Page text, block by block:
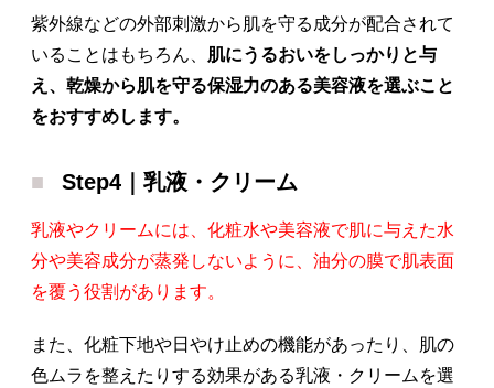
紫外線などの外部刺激から肌を守る成分が配合されて
いることはもちろん、 肌にうるおいをしっかりと与
え、乾燥から肌を守る保湿力のある美容液を選ぶこと
をおすすめします。
Step4｜乳液・クリーム
乳液やクリームには、化粧水や美容液で肌に与えた水
分や美容成分が蒸発しないように、油分の膜で肌表面
を覆う役割があります。
また、化粧下地や日やけ止めの機能があったり、肌の
色ムラを整えたりする効果がある乳液・クリームを選